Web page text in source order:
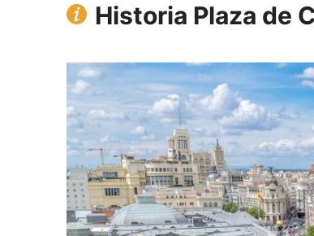
Historia Plaza de